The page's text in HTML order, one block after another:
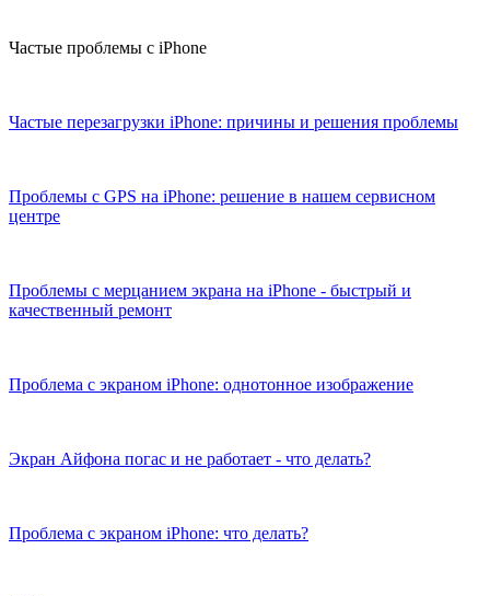
Частые проблемы с iPhone
Частые перезагрузки iPhone: причины и решения проблемы
Проблемы с GPS на iPhone: решение в нашем сервисном
центре
Проблемы с мерцанием экрана на iPhone - быстрый и
качественный ремонт
Проблема с экраном iPhone: однотонное изображение
Экран Айфона погас и не работает - что делать?
Проблема с экраном iPhone: что делать?